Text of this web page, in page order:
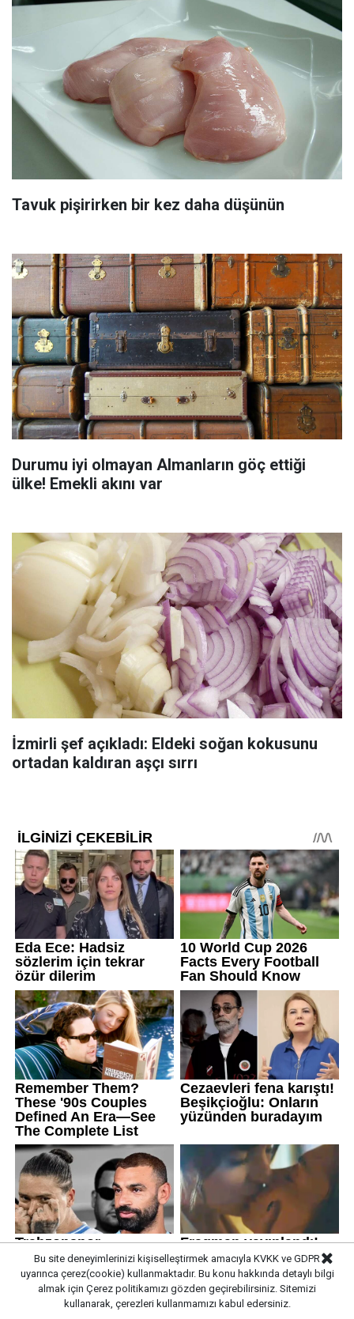
Tavuk pişirirken bir kez daha düşünün
Durumu iyi olmayan Almanların göç ettiği
ülke! Emekli akını var
İzmirli şef açıkladı: Eldeki soğan kokusunu
ortadan kaldıran aşçı sırrı
Bu site deneyimlerinizi kişiselleştirmek amacıyla KVKK ve GDPR
uyarınca çerez(cookie) kullanmaktadır. Bu konu hakkında detaylı bilgi
almak için Çerez politikamızı gözden geçirebilirsiniz. Sitemizi
kullanarak, çerezleri kullanmamızı kabul edersiniz.